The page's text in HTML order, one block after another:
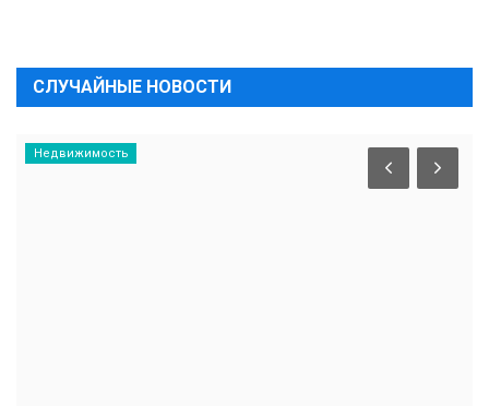
СЛУЧАЙНЫЕ НОВОСТИ
Недвижимость